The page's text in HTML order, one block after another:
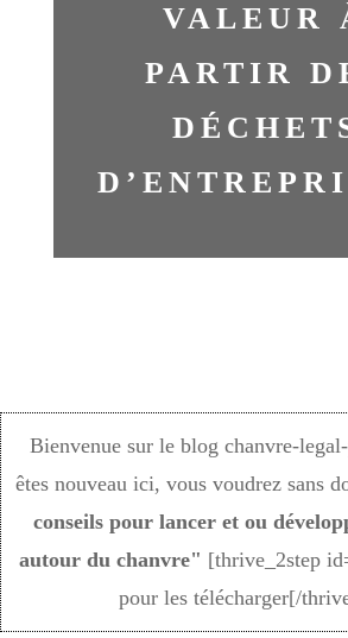
VALEUR
PARTIR
Bienvenue sur le blog chanvre-
êtes nouveau ici, vous voudrez sans
conseils pour lancer et ou
autour du chanvre" [thrive_2step
pour les télécharger[/